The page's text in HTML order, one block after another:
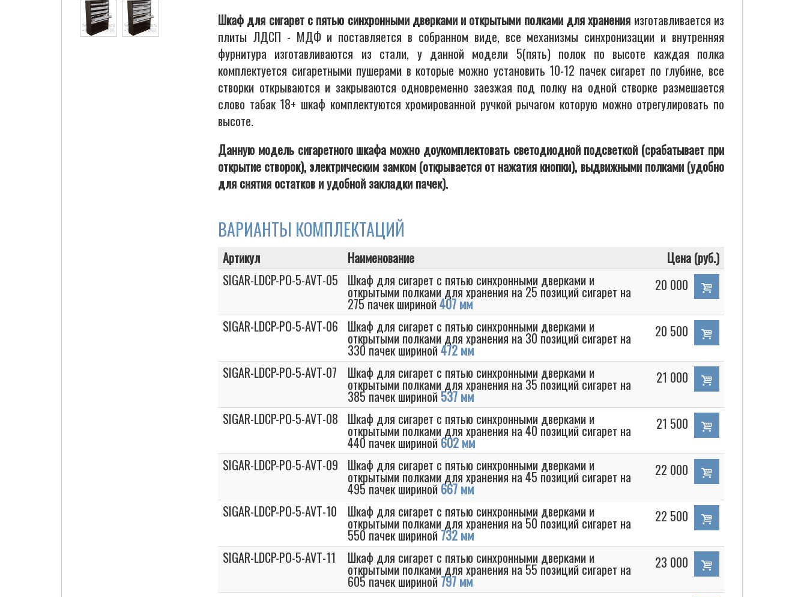
Cigarette Box
Шкаф для сигарет с пятью синхронными дверками и открытыми полками для хранения изготавливается из
плиты ЛДСП - МДФ и поставляется в собранном виде, все механизмы синхронизации и внутренняя
фурнитура изготавливаются из стали, у данной модели 5(пять) полок по высоте каждая полка
комплектуется сигаретными пушерами в которые можно установить 10-12 пачек сигарет по глубине, все
створки открываются и закрываются одновременно заезжая под полку на одной створке размешается
слово табак 18+ шкаф комплектуются хромированной ручкой рычагом которую можно отрегулировать по
высоте.
Данную модель сигаретного шкафа можно доукомплектовать светодиодной подсветкой (срабатывает при
открытие створок), электрическим замком (открывается от нажатия кнопки), выдвижными полками (удобно
для снятия остатков и удобной закладки пачек).
ВАРИАНТЫ КОМПЛЕКТАЦИЙ
Артикул Наименование
Цена (руб.)
SIGAR-LDCP-PO-5-AVT-05 Шкаф для сигарет с пятью синхронными дверками и
открытыми полками для хранения на 25 позиций сигарет на
275 пачек шириной407 мм
20 000
SIGAR-LDCP-PO-5-AVT-06 Шкаф для сигарет с пятью синхронными дверками и
открытыми полками для хранения на 30 позиций сигарет на
330 пачек шириной472 мм
20 500
SIGAR-LDCP-PO-5-AVT-07 Шкаф для сигарет с пятью синхронными дверками и
открытыми полками для хранения на 35 позиций сигарет на
385 пачек шириной 537 мм
21 000
SIGAR-LDCP-PO-5-AVT-08 Шкаф для сигарет с пятью синхронными дверками и
открытыми полками для хранения на 40 позиций сигарет на
440 пачек шириной 602 мм
21 500
SIGAR-LDCP-PO-5-AVT-09 Шкаф для сигарет с пятью синхронными дверками и
открытыми полками для хранения на 45 позиций сигарет на
495 пачек шириной 667 мм
22 000
SIGAR-LDCP-PO-5-AVT-10 Шкаф для сигарет с пятью синхронными дверками и
открытыми полками для хранения на 50 позиций сигарет на
550 пачек шириной 732 мм
22 500
SIGAR-LDCP-PO-5-AVT-11 Шкаф для сигарет с пятью синхронными дверками и
открытыми полками для хранения на 55 позиций сигарет на
605 пачек шириной 797 мм
23 000